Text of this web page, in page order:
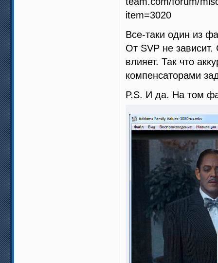
Все-таки один из
От SVP не зависит.
влияет. Так что
компенсаторами
P.S. И да. На том